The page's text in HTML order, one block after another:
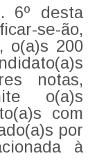
6º desta
se-ão,
o(a)s 200
notas,
o(a)s
com
por
à